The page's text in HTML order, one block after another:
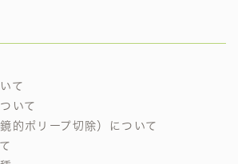
て
いて
的ポリープ切除）について